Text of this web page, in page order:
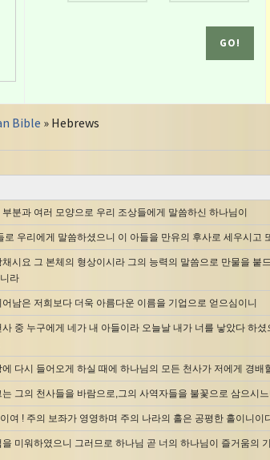
Bible » Hebrews
분과 여러 모양으로 우리 조상들에게 말씀하신 하나님이
로 우리에게 말씀하셨으니 이 아들을 만유의 후사로 세우시고
시요 그 본체의 형상이시라 그의 능력의 말씀으로 만물을 붙
라
남은 저희보다 더욱 아름다운 이름을 기업으로 얻으심이니
중 누구에게 네가 내 아들이라 오늘날 내가 너를 낳았다 하
다시 들어오게 하실 때에 하나님의 모든 천사가 저에게 경배
그의 천사들을 바람으로,그의 사역자들을 불꽃으로 삼으시
여 ! 주의 보좌가 영영하며 주의 나라의 홀은 공평한 홀이니이
미워하였으니 그러므로 하나님 곧 너의 하나님이 즐거움의